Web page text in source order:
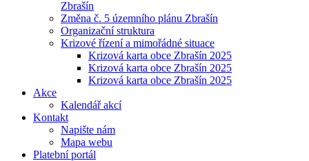
Zbrašín
Změna č. 5 územního plánu Zbrašín
Organizační struktura
Krizové řízení a mimořádné situace
Krizová karta obce Zbrašín 2025
Krizová karta obce Zbrašín 2025
Krizová karta obce Zbrašín 2025
Akce
Kalendář akcí
Kontakt
Napište nám
Mapa webu
Platební portál